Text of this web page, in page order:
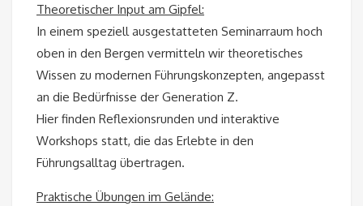
Theoretischer Input am Gipfel:
In einem speziell ausgestatteten Seminarraum hoch
oben in den Bergen vermitteln wir theoretisches
Wissen zu modernen Führungskonzepten, angepasst
an die Bedürfnisse der Generation Z.
Hier finden Reflexionsrunden und interaktive
Workshops statt, die das Erlebte in den
Führungsalltag übertragen.
Praktische Übungen im Gelände: